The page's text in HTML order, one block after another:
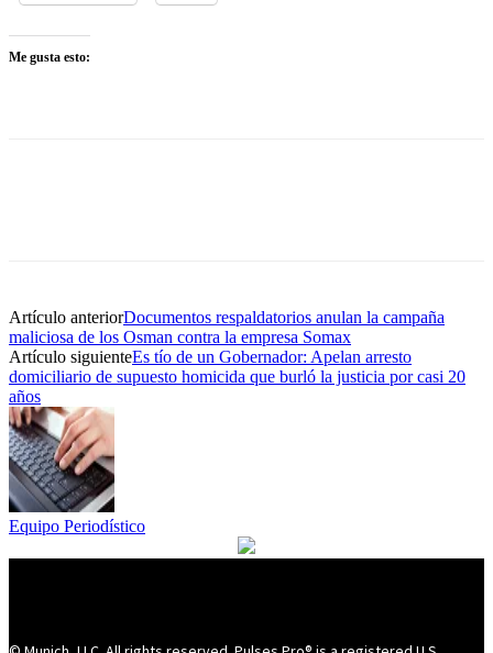
Me gusta esto:
Artículo anteriorDocumentos respaldatorios anulan la campaña
maliciosa de los Osman contra la empresa Somax
Artículo siguienteEs tío de un Gobernador: Apelan arresto
domiciliario de supuesto homicida que burló la justicia por casi 20
años
Equipo Periodístico